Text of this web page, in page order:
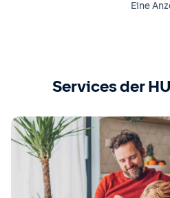
Eine
Services der